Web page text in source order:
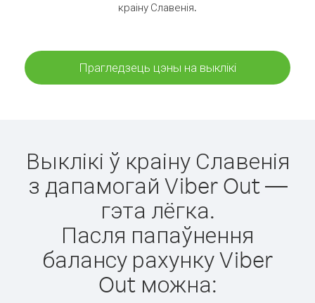
краіну Славенія.
Прагледзець цэны на выклікі
Выклікі ў краіну Славенія
з дапамогай Viber Out —
гэта лёгка.
Пасля папаўнення
балансу рахунку Viber
Out можна: